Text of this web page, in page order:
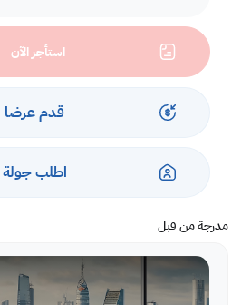
استأجر الآن
قدم عرضا
اطلب جولة
مدرجة من قبل